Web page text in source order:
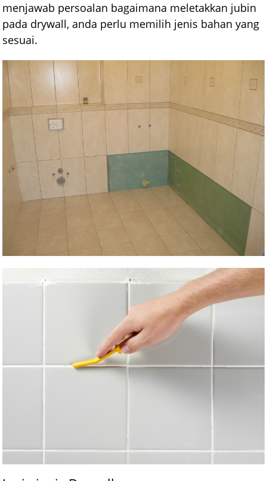
menjawab persoalan bagaimana meletakkan jubin
pada drywall, anda perlu memilih jenis bahan yang
sesuai.